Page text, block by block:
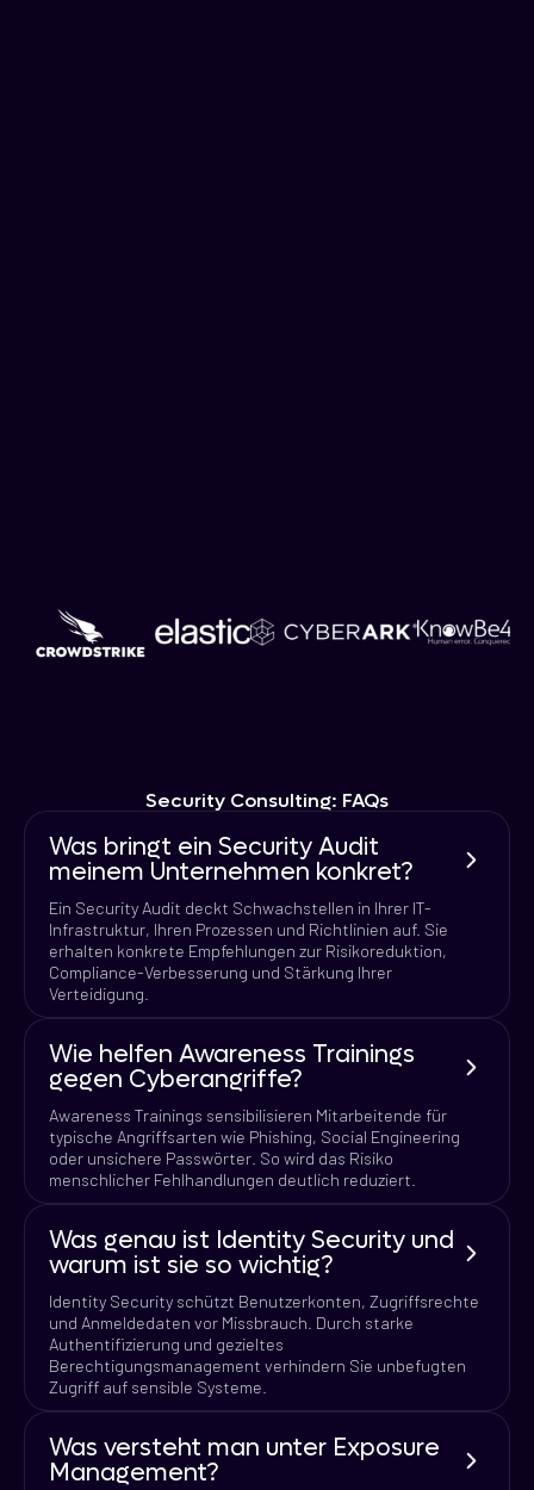
Security Consulting: FAQs
Was bringt ein Security Audit
meinem Unternehmen konkret?
Ein Security Audit deckt Schwachstellen in Ihrer IT-
Infrastruktur, Ihren Prozessen und Richtlinien auf. Sie
erhalten konkrete Empfehlungen zur Risikoreduktion,
Compliance-Verbesserung und Stärkung Ihrer
Verteidigung.
Wie helfen Awareness Trainings
gegen Cyberangriffe?
Awareness Trainings sensibilisieren Mitarbeitende für
typische Angriffsarten wie Phishing, Social Engineering
oder unsichere Passwörter. So wird das Risiko
menschlicher Fehlhandlungen deutlich reduziert.
Was genau ist Identity Security und
warum ist sie so wichtig?
Identity Security schützt Benutzerkonten, Zugriffsrechte
und Anmeldedaten vor Missbrauch. Durch starke
Authentifizierung und gezieltes
Berechtigungsmanagement verhindern Sie unbefugten
Zugriff auf sensible Systeme.
Was versteht man unter Exposure
Management?